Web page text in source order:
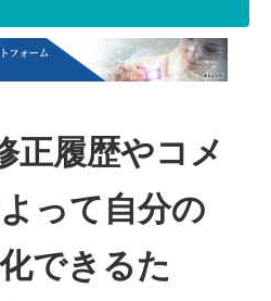
正履歴やコメ
って自分の
できるた